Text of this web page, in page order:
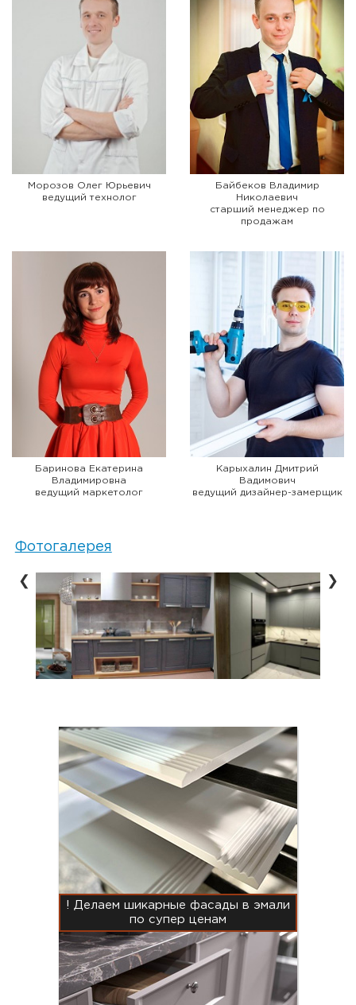
Морозов Олег Юрьевич
ведущий технолог
Байбеков Владимир
Николаевич
старший менеджер по
продажам
Баринова Екатерина
Владимировна
ведущий маркетолог
Карыхалин Дмитрий
Вадимович
ведущий дизайнер-замерщик
Фотогалерея
❮ ❯
! Делаем шикарные фасады в эмали
по супер ценам